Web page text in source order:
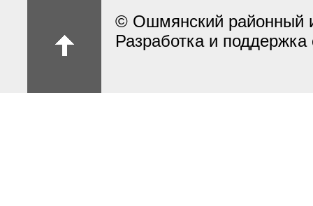
© Ошмянский районный
Разработка и поддержка